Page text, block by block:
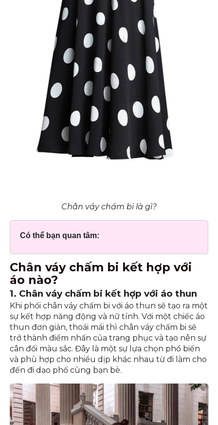
Chân váy chấm bi là gì?
Có thể bạn quan tâm:
Chân váy chấm bi kết hợp với
áo nào?
1. Chân váy chấm bi kết hợp với áo thun
Khi phối chân váy chấm bi với áo thun sẽ tạo ra một
sự kết hợp năng động và nữ tính. Với một chiếc áo
thun đơn giản, thoải mái thì chân váy chấm bi sẽ
trở thành điểm nhấn của trang phục và tạo nên sự
cân đối màu sắc. Đây là một sự lựa chọn phổ biến
và phù hợp cho nhiều dịp khác nhau từ đi làm cho
đến đi dạo phố cùng bạn bè.